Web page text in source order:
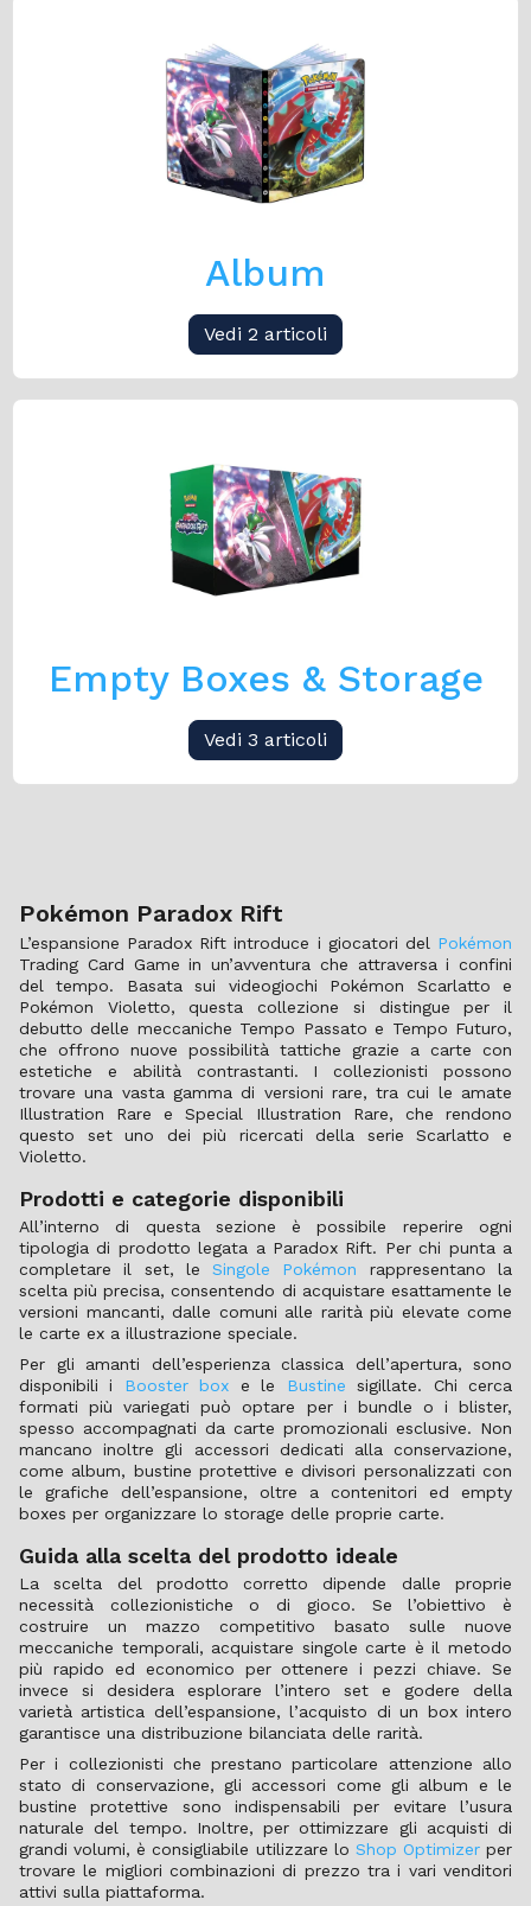
Album
Vedi 2 articoli
Empty Boxes & Storage
Vedi 3 articoli
Pokémon Paradox Rift
L’espansione Paradox Rift introduce i giocatori del Pokémon
Trading Card Game in un’avventura che attraversa i confini
del tempo. Basata sui videogiochi Pokémon Scarlatto e
Pokémon Violetto, questa collezione si distingue per il
debutto delle meccaniche Tempo Passato e Tempo Futuro,
che offrono nuove possibilità tattiche grazie a carte con
estetiche e abilità contrastanti. I collezionisti possono
trovare una vasta gamma di versioni rare, tra cui le amate
Illustration Rare e Special Illustration Rare, che rendono
questo set uno dei più ricercati della serie Scarlatto e
Violetto.
Prodotti e categorie disponibili
All’interno di questa sezione è possibile reperire ogni
tipologia di prodotto legata a Paradox Rift. Per chi punta a
completare il set, leSingole Pokémon rappresentano la
scelta più precisa, consentendo di acquistare esattamente le
versioni mancanti, dalle comuni alle rarità più elevate come
le carte ex a illustrazione speciale.
Per gli amanti dell’esperienza classica dell’apertura, sono
disponibili i Booster box e le Bustine sigillate. Chi cerca
formati più variegati può optare per i bundle o i blister,
spesso accompagnati da carte promozionali esclusive. Non
mancano inoltre gli accessori dedicati alla conservazione,
come album, bustine protettive e divisori personalizzati con
le grafiche dell’espansione, oltre a contenitori ed empty
boxes per organizzare lo storage delle proprie carte.
Guida alla scelta del prodotto ideale
La scelta del prodotto corretto dipende dalle proprie
necessità collezionistiche o di gioco. Se l’obiettivo è
costruire un mazzo competitivo basato sulle nuove
meccaniche temporali, acquistare singole carte è il metodo
più rapido ed economico per ottenere i pezzi chiave. Se
invece si desidera esplorare l’intero set e godere della
varietà artistica dell’espansione, l’acquisto di un box intero
garantisce una distribuzione bilanciata delle rarità.
Per i collezionisti che prestano particolare attenzione allo
stato di conservazione, gli accessori come gli album e le
bustine protettive sono indispensabili per evitare l’usura
naturale del tempo. Inoltre, per ottimizzare gli acquisti di
grandi volumi, è consigliabile utilizzare lo Shop Optimizerper
trovare le migliori combinazioni di prezzo tra i vari venditori
attivi sulla piattaforma.